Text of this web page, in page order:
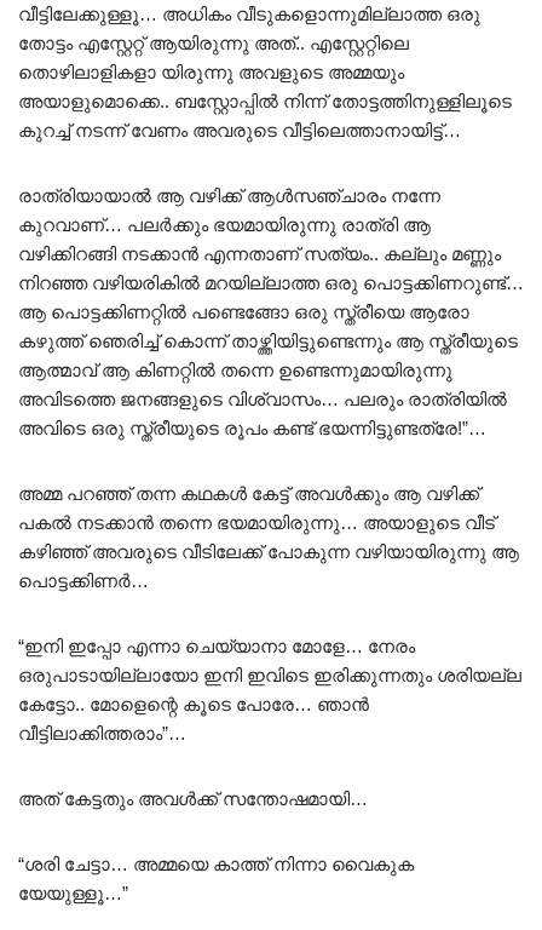
വീട്ടിലേക്കുള്ളൂ… അധികം വീടുകളൊന്നുമില്ലാത്ത ഒരു
തോട്ടം എസ്റ്റേറ്റ് ആയിരുന്നു അത്.. എസ്റ്റേറ്റിലെ
തൊഴിലാളികളാ യിരുന്നു അവളുടെ അമ്മയും
അയാളുമൊക്കെ.. ബസ്റ്റോപ്പിൽ നിന്ന് തോട്ടത്തിനുള്ളിലൂടെ
കുറച്ച് നടന്ന് വേണം അവരുടെ വീട്ടിലെത്താനായിട്ട്…
രാത്രിയായാൽ ആ വഴിക്ക് ആൾസഞ്ചാരം നന്നേ
കുറവാണ്… പലർക്കും ഭയമായിരുന്നു രാത്രി ആ
വഴിക്കിറങ്ങി നടക്കാൻ എന്നതാണ് സത്യം.. കല്ലും മണ്ണും
നിറഞ്ഞ വഴിയരികിൽ മറയില്ലാത്ത ഒരു പൊട്ടക്കിണറുണ്ട്…
ആ പൊട്ടക്കിണറ്റിൽ പണ്ടെങ്ങോ ഒരു സ്ത്രീയെ ആരോ
കഴുത്ത് ഞെരിച്ച് കൊന്ന് താഴ്ത്തിയിട്ടുണ്ടെന്നും ആ സ്ത്രീയുടെ
ആത്മാവ് ആ കിണറ്റിൽ തന്നെ ഉണ്ടെന്നുമായിരുന്നു
അവിടത്തെ ജനങ്ങളുടെ വിശ്വാസം… പലരും രാത്രിയിൽ
അവിടെ ഒരു സ്ത്രീയുടെ രൂപം കണ്ട് ഭയന്നിട്ടുണ്ടത്രേ!”…
അമ്മ പറഞ്ഞ് തന്ന കഥകൾ കേട്ട് അവൾക്കും ആ വഴിക്ക്
പകൽ നടക്കാൻ തന്നെ ഭയമായിരുന്നു… അയാളുടെ വീട്
കഴിഞ്ഞ് അവരുടെ വീടിലേക്ക് പോകുന്ന വഴിയായിരുന്നു ആ
പൊട്ടക്കിണർ…
“ഇനി ഇപ്പോ എന്നാ ചെയ്യാനാ മോളേ… നേരം
ഒരുപാടായില്ലായോ ഇനി ഇവിടെ ഇരിക്കുന്നതും ശരിയല്ല
കേട്ടോ.. മോളെന്റെ കൂടെ പോരേ… ഞാൻ
വീട്ടിലാക്കിത്തരാം”…
അത് കേട്ടതും അവൾക്ക് സന്തോഷമായി…
“ശരി ചേട്ടാ… അമ്മയെ കാത്ത് നിന്നാ വൈകുക
യേയുള്ളൂ…”